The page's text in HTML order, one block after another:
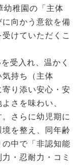
幼稚園の「主体
向かう意欲を備
けていただくこ
受入れ、温かく
持ち（主体
り添い安心・安
さを味わい、
。さらに幼児期に
を整え、同年齢
中で「非認知能
・忍耐力・コミ